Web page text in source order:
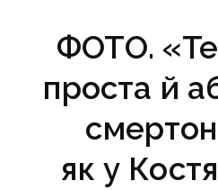
ФОТО.
проста й
як у